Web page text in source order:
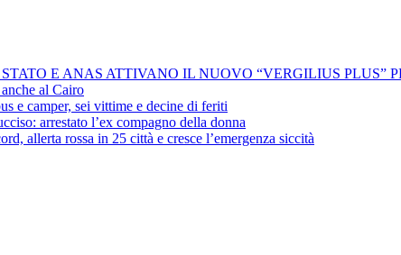
E ANAS ATTIVANO IL NUOVO “VERGILIUS PLUS”
al Cairo
e camper, sei vittime e decine di feriti
arrestato l’ex compagno della donna
allerta rossa in 25 città e cresce l’emergenza siccità